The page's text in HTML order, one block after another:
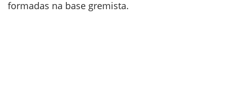
formadas na base gremista.